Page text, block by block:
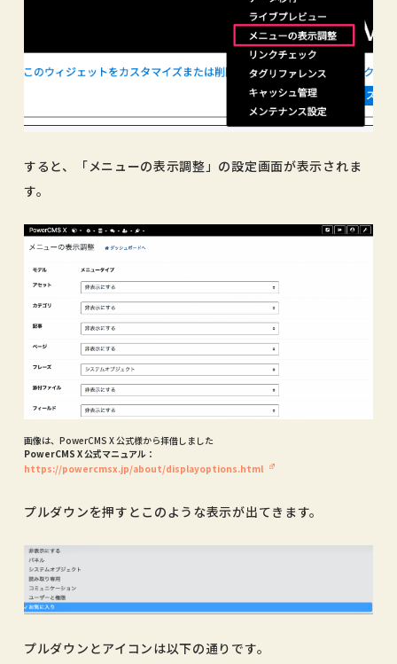
すると、「メニューの表示調整」の設定画面が表示されま
す。
画像は、PowerCMS X 公式様から拝借しました
PowerCMS X 公式マニュアル：
https://powercmsx.jp/about/displayoptions.html
プルダウンを押すとこのような表示が出てきます。
プルダウンとアイコンは以下の通りです。